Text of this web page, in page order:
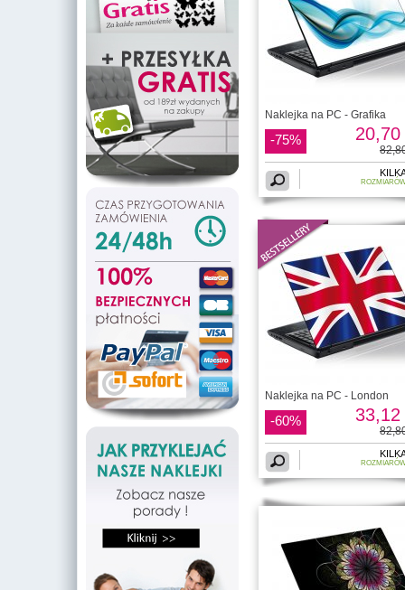
Naklejka na PC - Grafika
-75% 20,70
Naklejka na PC - London
-60% 33,12